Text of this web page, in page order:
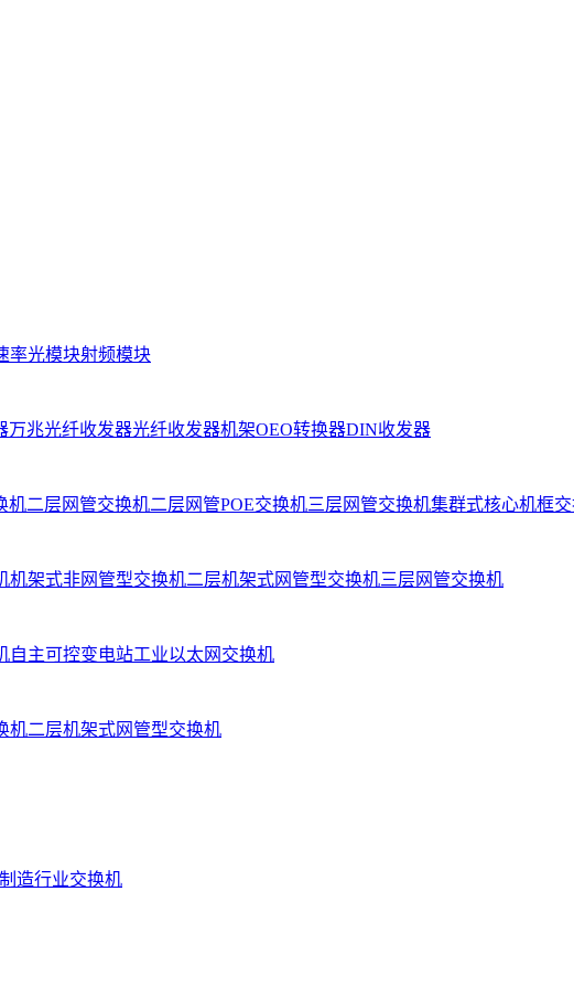
率光模块射频模块
万兆光纤收发器光纤收发器机架OEO转换器DIN收发器
机二层网管交换机二层网管POE交换机三层网管交换机集群式核心机框
机架式非网管型交换机二层机架式网管型交换机三层网管交换机
自主可控变电站工业以太网交换机
机二层机架式网管型交换机
造行业交换机